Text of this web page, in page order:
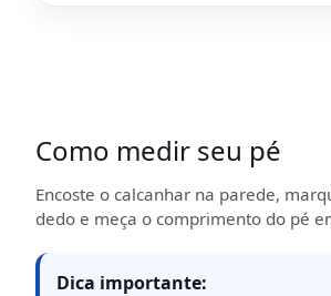
Como medir seu pé
Encoste o calcanhar na parede,
dedo e meça o comprimento do pé
Dica importante: